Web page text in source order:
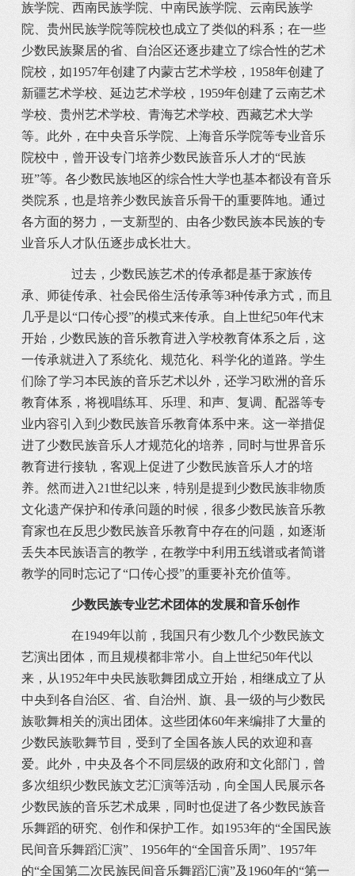
族学院、西南民族学院、中南民族学院、云南民族学
院、贵州民族学院等院校也成立了类似的科系；在一些
少数民族聚居的省、自治区还逐步建立了综合性的艺术
院校，如1957年创建了内蒙古艺术学校，1958年创建了
新疆艺术学校、延边艺术学校，1959年创建了云南艺术
学校、贵州艺术学校、青海艺术学校、西藏艺术大学
等。此外，在中央音乐学院、上海音乐学院等专业音乐
院校中，曾开设专门培养少数民族音乐人才的“民族
班”等。各少数民族地区的综合性大学也基本都设有音乐
类院系，也是培养少数民族音乐骨干的重要阵地。通过
各方面的努力，一支新型的、由各少数民族本民族的专
业音乐人才队伍逐步成长壮大。
过去，少数民族艺术的传承都是基于家族传
承、师徒传承、社会民俗生活传承等3种传承方式，而且
几乎是以“口传心授”的模式来传承。自上世纪50年代末
开始，少数民族的音乐教育进入学校教育体系之后，这
一传承就进入了系统化、规范化、科学化的道路。学生
们除了学习本民族的音乐艺术以外，还学习欧洲的音乐
教育体系，将视唱练耳、乐理、和声、复调、配器等专
业内容引入到少数民族音乐教育体系中来。这一举措促
进了少数民族音乐人才规范化的培养，同时与世界音乐
教育进行接轨，客观上促进了少数民族音乐人才的培
养。然而进入21世纪以来，特别是提到少数民族非物质
文化遗产保护和传承问题的时候，很多少数民族音乐教
育家也在反思少数民族音乐教育中存在的问题，如逐渐
丢失本民族语言的教学，在教学中利用五线谱或者简谱
教学的同时忘记了“口传心授”的重要补充价值等。
少数民族专业艺术团体的发展和音乐创作
在1949年以前，我国只有少数几个少数民族文
艺演出团体，而且规模都非常小。自上世纪50年代以
来，从1952年中央民族歌舞团成立开始，相继成立了从
中央到各自治区、省、自治州、旗、县一级的与少数民
族歌舞相关的演出团体。这些团体60年来编排了大量的
少数民族歌舞节目，受到了全国各族人民的欢迎和喜
爱。此外，中央及各个不同层级的政府和文化部门，曾
多次组织少数民族文艺汇演等活动，向全国人民展示各
少数民族的音乐艺术成果，同时也促进了各少数民族音
乐舞蹈的研究、创作和保护工作。如1953年的“全国民族
民间音乐舞蹈汇演”、1956年的“全国音乐周”、1957年
的“全国第二次民族民间音乐舞蹈汇演”及1960年的“第一